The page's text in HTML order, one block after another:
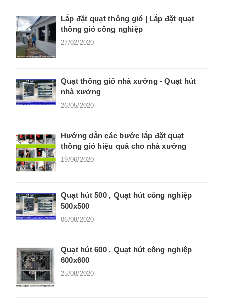
Lắp đặt quạt thông gió | Lắp đặt quạt
thông gió công nghiệp
27/02/2020
Quạt thông gió nhà xưởng - Quạt hút
nhà xưởng
26/05/2020
Hướng dẫn các bước lắp đặt quạt
thông gió hiệu quả cho nhà xưởng
19/06/2020
Quạt hút 500 , Quạt hút công nghiệp
500x500
06/08/2020
Quạt hút 600 , Quạt hút công nghiệp
600x600
25/08/2020